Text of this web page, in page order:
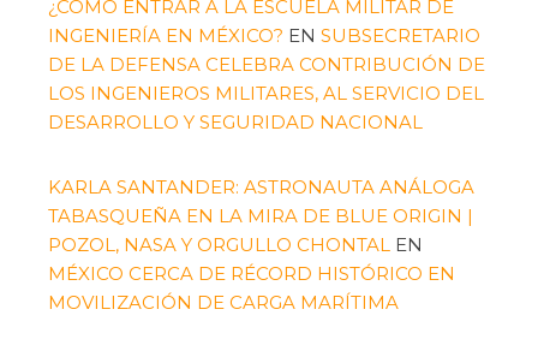
¿CÓMO ENTRAR A LA ESCUELA MILITAR DE
INGENIERÍA EN MÉXICO? EN SUBSECRETARIO
DE LA DEFENSA CELEBRA CONTRIBUCIÓN DE
LOS INGENIEROS MILITARES, AL SERVICIO DEL
DESARROLLO Y SEGURIDAD NACIONAL
KARLA SANTANDER: ASTRONAUTA ANÁLOGA
TABASQUEÑA EN LA MIRA DE BLUE ORIGIN |
POZOL, NASA Y ORGULLO CHONTAL EN
MÉXICO CERCA DE RÉCORD HISTÓRICO EN
MOVILIZACIÓN DE CARGA MARÍTIMA